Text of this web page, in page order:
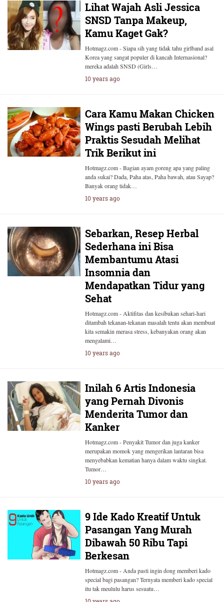
Lihat Wajah Asli Jessica
SNSD Tanpa Makeup,
Kamu Kaget Gak?
Hotmagz.com - Siapa sih yang tidak tahu girlband asal
Korea yang sangat populer di kancah Internasional?
mereka adalah SNSD (Girls…
10 years ago
Cara Kamu Makan Chicken
Wings pasti Berubah Lebih
Praktis Sesudah Melihat
Trik Berikut ini
Hotmagz.com - Bagian ayam goreng apa yang paling
anda sukai? Dada, Paha atas, Paha bawah, atau Sayap?
Banyak orang tidak…
10 years ago
Sebarkan, Resep Herbal
Sederhana ini Bisa
Membantumu Atasi
Insomnia dan
Mendapatkan Tidur yang
Sehat
Hotmagz.com - Aktifitas dan kesibukan sehari-hari
ditambah tekanan-tekanan masalah tentu akan membuat
kita semakin merasa stress, kebanyakan orang akan
mengalami…
10 years ago
Inilah 6 Artis Indonesia
yang Pernah Divonis
Menderita Tumor dan
Kanker
Hotmagz.com - Penyakit Tumor dan juga kanker
merupakan momok yang mengerikan lantaran bisa
menyebabkan kematian hanya dalam waktu singkat.
Tumor…
10 years ago
9 Ide Kado Kreatif Untuk
Pasangan Yang Murah
Dibawah 50 Ribu Tapi
Berkesan
Hotmagz.com - Anda pasti ingin dong memberi kado
special bagi pasangan? Ternyata memberi kado special
itu tak meululu harus sesuatu…